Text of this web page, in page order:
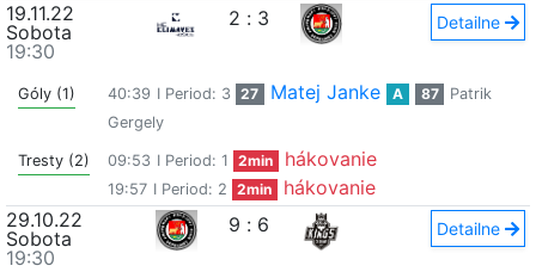
19.11.22
Sobota
19:30
2 : 3 Detailne
Góly (1) 40:39 I Period: 3 27 Matej Janke A 87
Patrik
Gergely
Tresty (2) 09:53 I Period: 1 2min hákovanie
19:57 I Period: 2 2min
hákovanie
29.10.22
Sobota
19:30
9 : 6 Detailne